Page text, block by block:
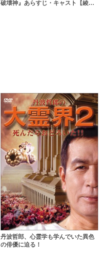
破壊神』あらすじ・キャスト【綾瀬
丹波哲郎、心霊学も学んでいた異色
の俳優に迫る！